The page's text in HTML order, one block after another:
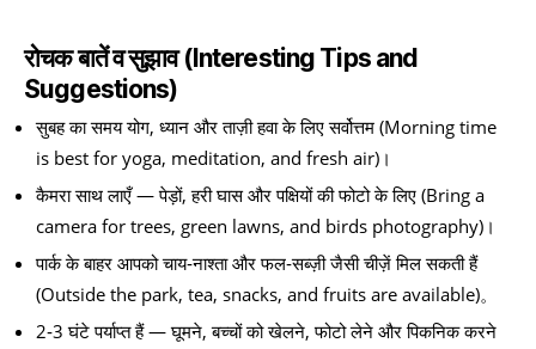
रोचक बातें व सुझाव (Interesting Tips and
Suggestions)
सुबह का समय योग, ध्यान और ताज़ी हवा के लिए सर्वोत्तम (Morning time
is best for yoga, meditation, and fresh air)।
कैमरा साथ लाएँ — पेड़ों, हरी घास और पक्षियों की फोटो के लिए (Bring a
camera for trees, green lawns, and birds photography)।
पार्क के बाहर आपको चाय‑नाश्ता और फल‑सब्ज़ी जैसी चीज़ें मिल सकती हैं
(Outside the park, tea, snacks, and fruits are available)。
2‑3 घंटे पर्याप्त हैं — घूमने, बच्चों को खेलने, फोटो लेने और पिकनिक करने